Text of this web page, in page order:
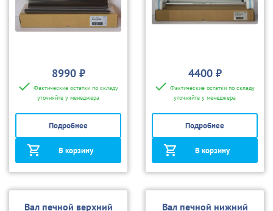
8990 ₽
Фактические остатки по складу
уточняйте у менеджера
Подробнее
В корзину
4400 ₽
Фактические остатки по складу
уточняйте у менеджера
Подробнее
В корзину
Вал печной верхний
Вал печной нижний